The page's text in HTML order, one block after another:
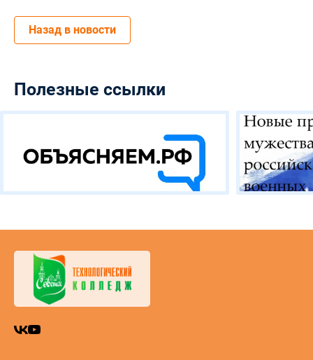
Назад в новости
Полезные ссылки